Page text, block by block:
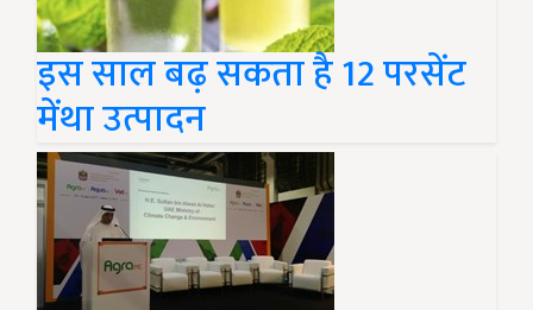
इस साल बढ़ सकता है 12 परसेंट
मेंथा उत्पादन